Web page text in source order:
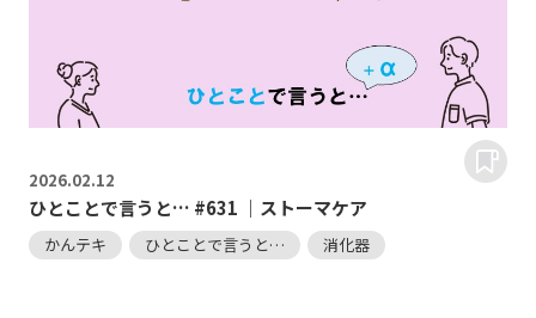
2026.02.12
ひとことで言うと… #631 ｜ストーマケア
かんテキ ひとことで言うと… 消化器